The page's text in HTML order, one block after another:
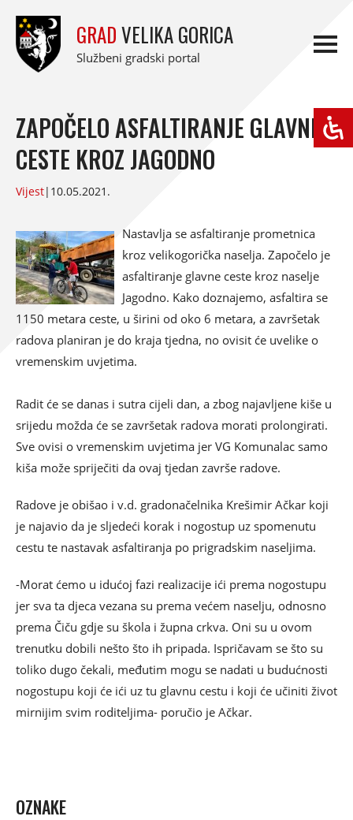
GRADVELIKA GORICA
Službeni gradski portal
ZAPOČELO ASFALTIRANJE GLAVNE
CESTE KROZ JAGODNO
Vijest| 10.05.2021.
Nastavlja se asfaltiranje prometnica
kroz velikogorička naselja. Započelo je
asfaltiranje glavne ceste kroz naselje
Jagodno. Kako doznajemo, asfaltira se
1150 metara ceste, u širini od oko 6 metara, a završetak
radova planiran je do kraja tjedna, no ovisit će uvelike o
vremenskim uvjetima.
Radit će se danas i sutra cijeli dan, a zbog najavljene kiše u
srijedu možda će se završetak radova morati prolongirati.
Sve ovisi o vremenskim uvjetima jer VG Komunalac samo
kiša može spriječiti da ovaj tjedan završe radove.
Radove je obišao i v.d. gradonačelnika Krešimir Ačkar koji
je najavio da je sljedeći korak i nogostup uz spomenutu
cestu te nastavak asfaltiranja po prigradskim naseljima.
-Morat ćemo u idućoj fazi realizacije ići prema nogostupu
jer sva ta djeca vezana su prema većem naselju, odnosno
prema Čiču gdje su škola i župna crkva. Oni su u ovom
trenutku dobili nešto što ih pripada. Ispričavam se što su
toliko dugo čekali, međutim mogu se nadati u budućnosti
nogostupu koji će ići uz tu glavnu cestu i koji će učiniti život
mirnijim svim roditeljima- poručio je Ačkar.
OZNAKE